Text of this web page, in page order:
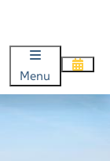
Menu